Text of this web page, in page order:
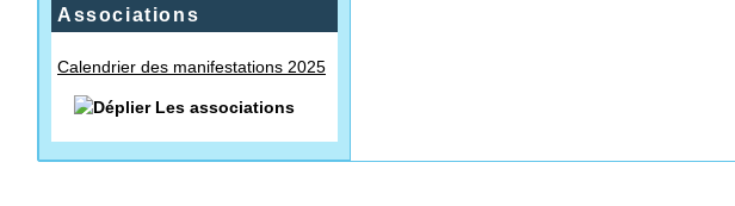
Associations
Calendrier des manifestations 2025
Les associations